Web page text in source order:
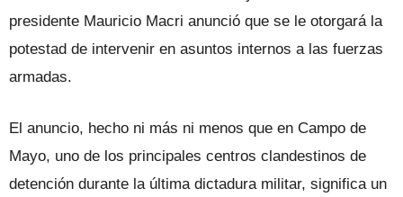
presidente Mauricio Macri anunció que se le otorgará la
potestad de intervenir en asuntos internos a las fuerzas
armadas.
El anuncio, hecho ni más ni menos que en Campo de
Mayo, uno de los principales centros clandestinos de
detención durante la última dictadura militar, significa un